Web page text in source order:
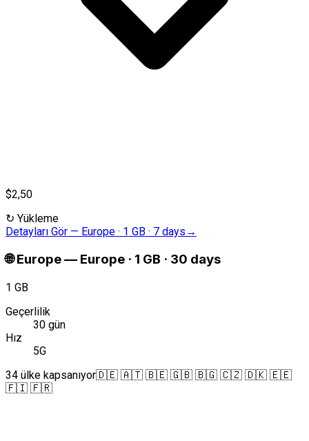
$2,50
↻ Yükleme
Detayları Gör — Europe · 1 GB · 7 days →
🌐 Europe— Europe · 1 GB · 30 days
1 GB
Geçerlilik
30 gün
Hız
5G
34 ülke kapsanıyor🇩🇪 🇦🇹 🇧🇪 🇬🇧 🇧🇬 🇨🇿 🇩🇰 🇪🇪
🇫🇮 🇫🇷